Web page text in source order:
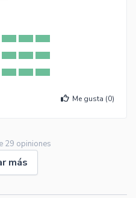
Me gusta (0)
29 opiniones
más